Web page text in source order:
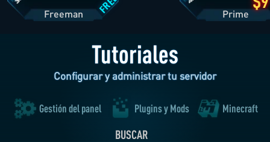
Tutoriales
Configurar y administrar tu servidor
Gestión del panel Plugins y Mods Minecraft
BUSCAR